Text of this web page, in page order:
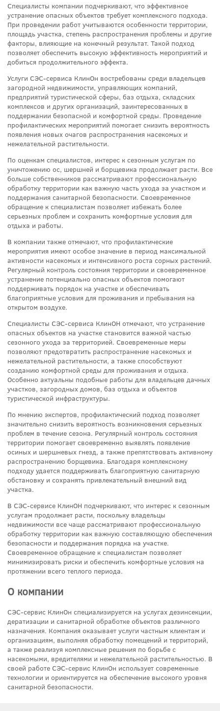
Специалисты компании подчеркивают, что эффективное
устранение опасных объектов требует комплексного подхода.
При проведении работ учитываются особенности территории,
площадь участка, степень распространения проблемы и другие
факторы, влияющие на конечный результат. Такой подход
позволяет обеспечить высокую эффективность мероприятий и
добиться продолжительного эффекта.
Услуги СЭС-сервиса КлинОн востребованы среди владельцев
загородной недвижимости, управляющих компаний,
предприятий туристической сферы, баз отдыха, складских
комплексов и других организаций, заинтересованных в
поддержании безопасной и комфортной среды. Проведение
профилактических мероприятий помогает снизить вероятность
появления новых очагов распространения насекомых и
нежелательной растительности.
По оценкам специалистов, интерес к сезонным услугам по
уничтожению ос, шершней и борщевика продолжает расти. Все
больше собственников рассматривают профессиональную
обработку территории как важную часть ухода за участком и
поддержания санитарной безопасности. Своевременное
обращение к специалистам позволяет избежать более
серьезных проблем и сохранить комфортные условия для
отдыха и работы.
В компании также отмечают, что профилактические
мероприятия имеют особое значение в период максимальной
активности насекомых и интенсивного роста сорных растений.
Регулярный контроль состояния территории и своевременное
устранение потенциально опасных объектов помогают
поддерживать порядок на участке и обеспечивать
благоприятные условия для проживания и пребывания на
открытом воздухе.
Специалисты СЭС-сервиса КлинОН отмечают, что устранение
опасных объектов на участке становится важной частью
сезонного ухода за территорией. Своевременные меры
позволяют предотвратить распространение насекомых и
нежелательной растительности, а также способствуют
созданию комфортной среды для проживания и отдыха.
Особенно актуальны подобные работы для владельцев дачных
участков, загородных домов, баз отдыха и объектов
туристической инфраструктуры.
По мнению экспертов, профилактический подход позволяет
значительно снизить вероятность возникновения серьезных
проблем в течение сезона. Регулярный контроль состояния
территории помогает своевременно выявлять появление
осиных и шершневых гнезд, а также препятствовать активному
распространению борщевика. Благодаря комплексному
подходу удается поддерживать благоприятную санитарную
обстановку и сохранять привлекательный внешний вид
участка.
В СЭС-сервисе КлинОН подчеркивают, что интерес к сезонным
услугам продолжает расти, поскольку владельцы
недвижимости все чаще рассматривают профессиональную
обработку территории как важную составляющую обеспечения
безопасности и поддержания порядка на участке.
Своевременное обращение к специалистам позволяет
минимизировать риски и обеспечить комфортные условия на
протяжении всего теплого периода.
О компании
СЭС-сервис КлинОн специализируется на услугах дезинсекции,
дератизации и санитарной обработке объектов различного
назначения. Компания оказывает услуги частным клиентам и
организациям, выполняя обработку помещений и территорий,
а также реализуя комплексные решения по борьбе с
насекомыми, вредителями и нежелательной растительностью. В
своей работе СЭС-сервис КлинОн использует современные
технологии и ориентируется на обеспечение высокого уровня
санитарной безопасности.